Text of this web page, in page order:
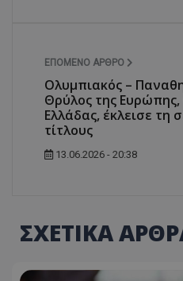
ΕΠΌΜΕΝΟ ΆΡΘΡΟ
Ολυμπιακός –
Θρύλος της Ευρώπης,
Ελλάδας, έκλεισε τη
τίτλους
13.06.2026 - 20:38
ΣΧΕΤΙΚΑ